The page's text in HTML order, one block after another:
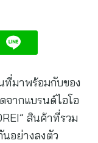
ที่มาพร้อมกับของ
จากแบรนด์ไอโอ
สินค้าที่รวม
นอย่างลงตัว